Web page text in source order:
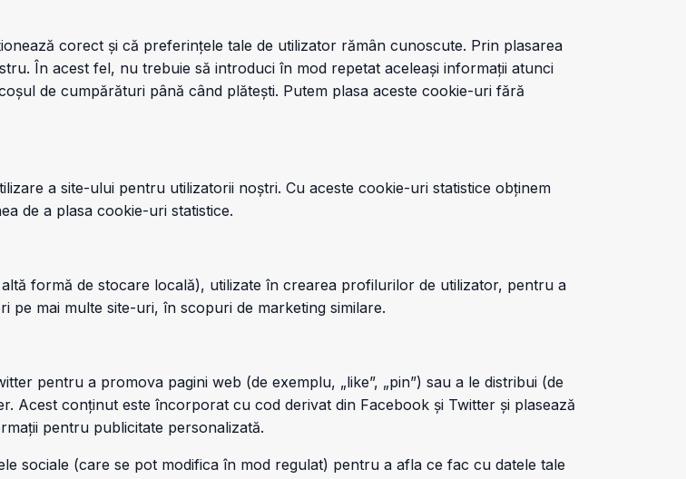
corect și că preferințele tale de utilizator rămân cunoscute. Prin plasarea
În acest fel, nu trebuie să introduci în mod repetat aceleași informații atunci
de cumpărături până când plătești. Putem plasa aceste cookie-uri fără
a site-ului pentru utilizatorii noștri. Cu aceste cookie-uri statistice obținem
de a plasa cookie-uri statistice.
formă de stocare locală), utilizate în crearea profilurilor de utilizator, pentru a
pe mai multe site-uri, în scopuri de marketing similare.
pentru a promova pagini web (de exemplu, „like”, „pin”) sau a le distribui (de
Acest conținut este încorporat cu cod derivat din Facebook și Twitter și plasează
pentru publicitate personalizată.
sociale (care se pot modifica în mod regulat) pentru a afla ce fac cu datele tale